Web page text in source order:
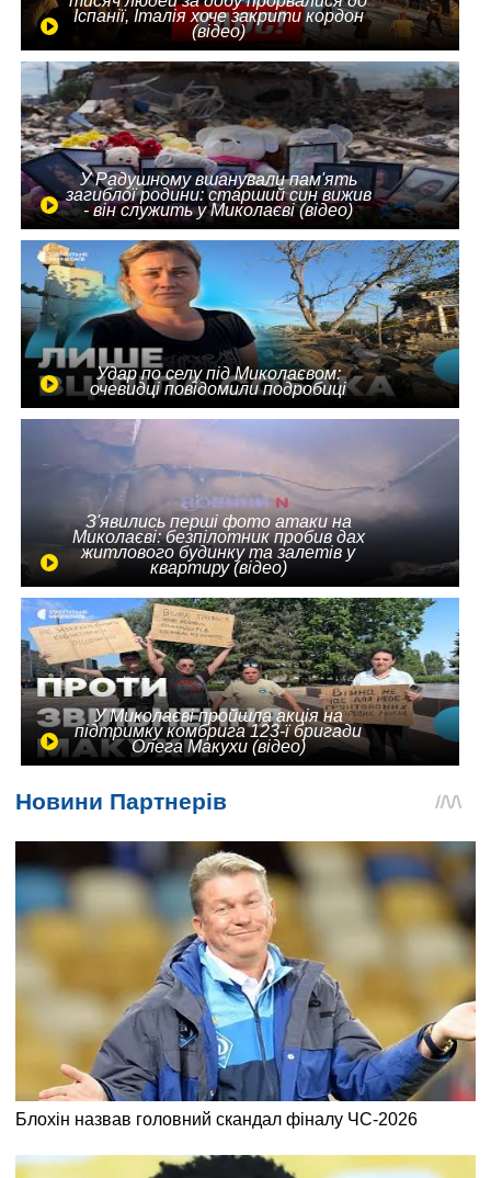
Іспанії, Італія хоче закрити кордон
(відео)
У Радушному вшанували пам'ять
загиблої родини: старший син вижив
- він служить у Миколаєві (відео)
Удар по селу під Миколаєвом:
очевидці повідомили подробиці
З'явились перші фото атаки на
Миколаєві: безпілотник пробив дах
житлового будинку та залетів у
квартиру (відео)
У Миколаєві пройшла акція на
підтримку комбрига 123-ї бригади
Олега Макухи (відео)